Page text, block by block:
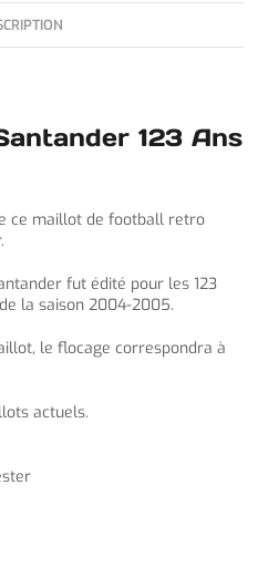
123 Ans
ce maillot de football retro
fut édité pour les 123
la saison 2004-2005.
le flocage correspondra à
actuels.